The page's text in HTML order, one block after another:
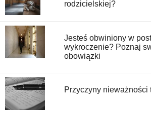
rodzicielskiej?
Jesteś obwiniony w
wykroczenie? Poznaj
obowiązki
Przyczyny nieważności